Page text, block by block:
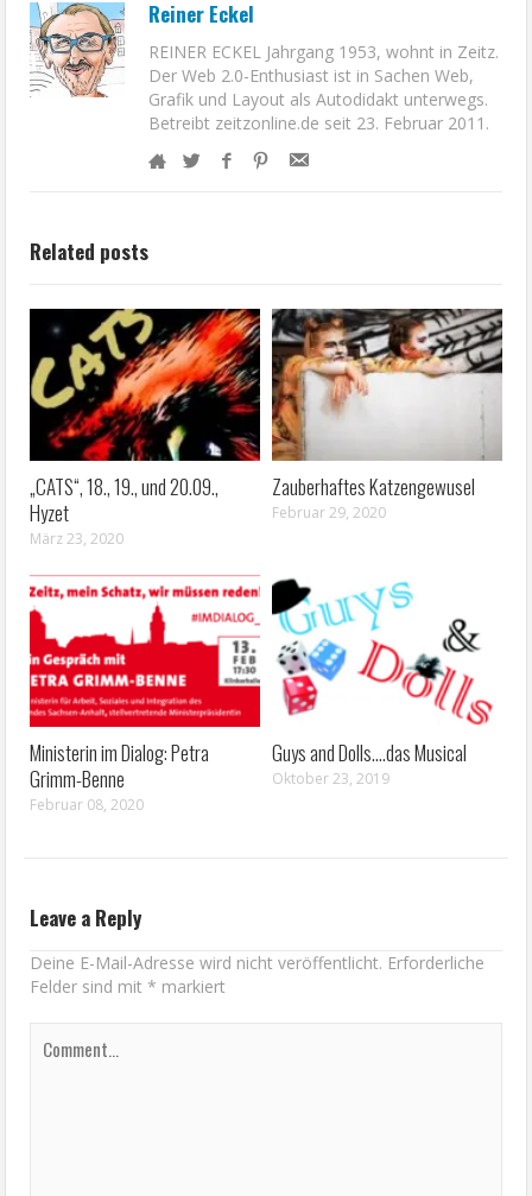
Reiner Eckel
REINER ECKEL Jahrgang 1953, wohnt in Zeitz.
Der Web 2.0-Enthusiast ist in Sachen Web,
Grafik und Layout als Autodidakt unterwegs.
Betreibt zeitzonline.de seit 23. Februar 2011.
Related posts
„CATS“, 18., 19., und 20.09.,
Hyzet
März 23, 2020
Zauberhaftes Katzengewusel
Februar 29, 2020
Ministerin im Dialog: Petra
Grimm-Benne
Februar 08, 2020
Guys and Dolls….das Musical
Oktober 23, 2019
Leave a Reply
Deine E-Mail-Adresse wird nicht veröffentlicht. Erforderliche
Felder sind mit* markiert